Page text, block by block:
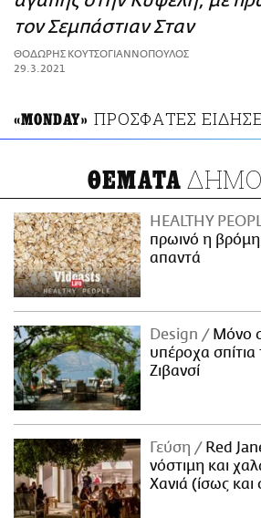
ΑΜΠΑ
PRINT
τον Σεμπάστιαν Σταν
ΘΟΔΩΡΗΣ ΚΟΥΤΣΟΓΙΑΝΝΟΠΟΥΛΟΣ
29.3.2021
«MONDAY» ΠΡΟΣΦΑΤΕΣ
ΘΕΜΑΤΑ
HEALTHY
πρωινό η
απαντά
Design
Μόνο
υπέροχα σπίτια
Ζιβανσί
Γεύση
Red
νόστιμη και
Χανιά (ίσως